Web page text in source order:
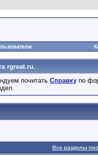
rgreat.ru.
почитать Справку по
Все разделы